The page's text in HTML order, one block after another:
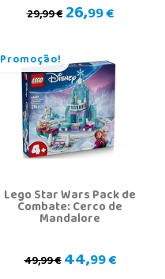
29,99 €26,99 €
Promoção!
Lego Star Wars Pack de
Combate: Cerco de
Mandalore
49,99 €44,99 €